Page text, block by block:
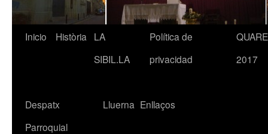
Inicio Història
LA
SIBIL.LA
Política de
privacidad
2017
Despatx
Parroquial
Lluerna Enllaços